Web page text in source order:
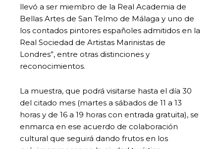
llevó a ser miembro de la Real Academia de
Bellas Artes de San Telmo de Málaga y uno de
los contados pintores españoles admitidos en la
Real Sociedad de Artistas Marinistas de
Londres”, entre otras distinciones y
reconocimientos.
La muestra, que podrá visitarse hasta el día 30
del citado mes (martes a sábados de 11 a 13
horas y de 16 a 19 horas con entrada gratuita), se
enmarca en ese acuerdo de colaboración
cultural que seguirá dando frutos en los